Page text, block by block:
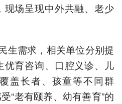
现场呈现中外共融、老少
生需求，相关单位分别提
育咨询、口腔义诊、儿
盖长者、孩童等不同群
“老有颐养、幼有善育”的